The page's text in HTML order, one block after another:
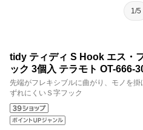
1/5
tidy ティディ S Hook エス・
ック 3個入 テラモト OT-666-
先端がフレキシブルに曲がり、モノを
ずれにくいＳ字フック